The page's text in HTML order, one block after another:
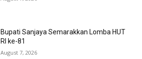
Bupati Sanjaya Semarakkan Lomba HUT
RI ke-81
August 7, 2026